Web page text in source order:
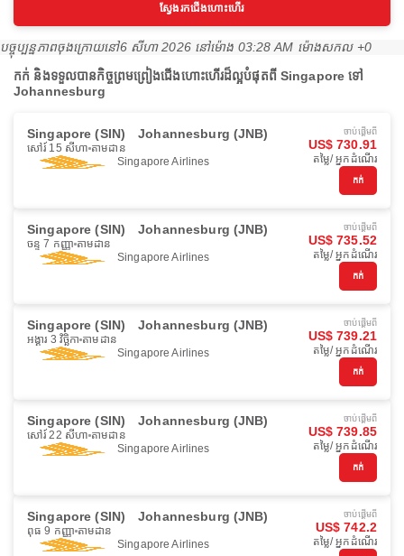
ស្វែងរកជើងហោះហើរ
បច្ចុប្បន្នភាពចុងក្រោយនៅ6 សីហា 2026 នៅ​ម៉ោង 03:28 AM ម៉ោង​សកល +0
កក់ និងទទួលបានកិច្ចព្រមព្រៀងជើងហោះហើរដ៏ល្អបំផុតពី Singapore ទៅ
Johannesburg
Singapore (SIN) Johannesburg (JNB)
សៅរ៍ 15 សីហា តាមដាន
Singapore Airlines
ចាប់ផ្ដើមពី
US$ 730.91
តម្លៃ/ អ្នកដំណើរ
កក់
Singapore (SIN) Johannesburg (JNB)
ចន្ទ 7 កញ្ញា តាមដាន
Singapore Airlines
ចាប់ផ្ដើមពី
US$ 735.52
តម្លៃ/ អ្នកដំណើរ
កក់
Singapore (SIN) Johannesburg (JNB)
អង្គារ 3 វិច្ឆិកា តាមដាន
Singapore Airlines
ចាប់ផ្ដើមពី
US$ 739.21
តម្លៃ/ អ្នកដំណើរ
កក់
Singapore (SIN) Johannesburg (JNB)
សៅរ៍ 22 សីហា តាមដាន
Singapore Airlines
ចាប់ផ្ដើមពី
US$ 739.85
តម្លៃ/ អ្នកដំណើរ
កក់
Singapore (SIN) Johannesburg (JNB)
ពុធ 9 កញ្ញា តាមដាន
Singapore Airlines
ចាប់ផ្ដើមពី
US$ 742.2
តម្លៃ/ អ្នកដំណើរ